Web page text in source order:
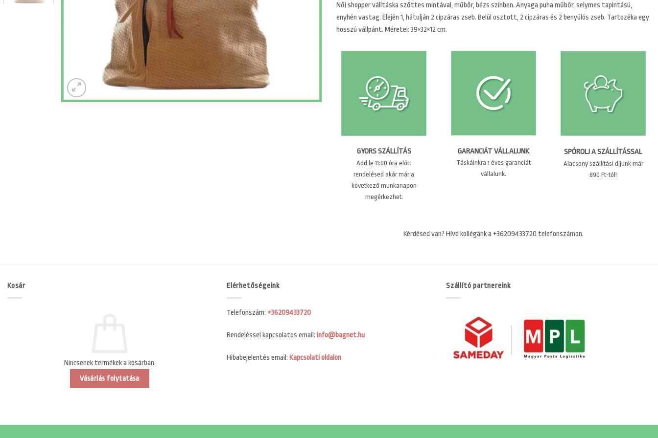
Női shopper válltáska szőttes mintával, műbőr, bézs színben. Anyaga puha műbőr, selymes tapintású,
enyhén vastag. Elején 1, hátulján 2 cipzáras zseb. Belül osztott, 2 cipzáras és 2 benyúlós zseb. Tartozéka egy
hosszú vállpánt. Méretei: 39×32×12 cm.
GYORS SZÁLLÍTÁS
Add le 11:00 óra előtt
rendelésed akár már a
következő munkanapon
megérkezhet.
GARANCIÁT VÁLLALUNK
Táskáinkra 1 éves garanciát
vállalunk.
SPÓROLJ A SZÁLLÍTÁSSAL
Alacsony szállítási díjunk már
890 Ft-tól!
Kérdésed van? Hívd kollégánk a +36209433720 telefonszámon.
Kosár
Nincsenek termékek a kosárban.
Vásárlás folytatása
Elérhetőségeink
Telefonszám: +36209433720
Rendeléssel kapcsolatos email: info@bagnet.hu
Hibabejelentés email: Kapcsolati oldalon
Szállító partnereink